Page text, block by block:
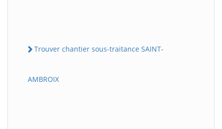
Trouver chantier sous-traitance SAINT-
AMBROIX